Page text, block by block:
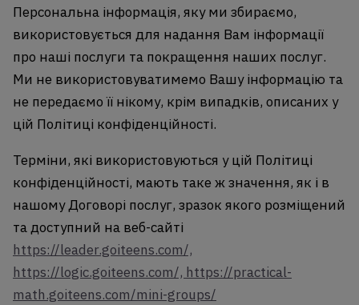
Персональна інформація, яку ми збираємо,
використовується для надання Вам інформації
про наші послуги та покращення наших послуг.
Ми не використовуватимемо Вашу інформацію та
не передаємо її нікому, крім випадків, описаних у
цій Політиці конфіденційності.
Терміни, які використовуються у цій Політиці
конфіденційності, мають таке ж значення, як і в
нашому Договорі послуг, зразок якого розміщений
та доступний на веб-сайті
https://leader.goiteens.com/,
https://logic.goiteens.com/, https://practical-
math.goiteens.com/mini-groups/